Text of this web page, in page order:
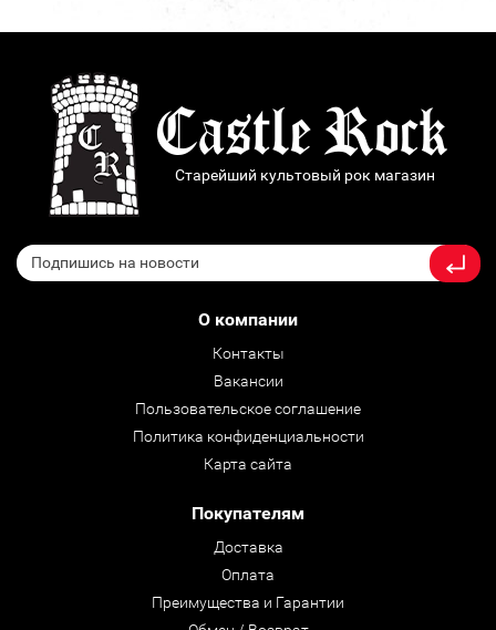
Старейший культовый рок магазин
О компании
Контакты
Вакансии
Пользовательское соглашение
Политика конфиденциальности
Карта сайта
Покупателям
Доставка
Оплата
Преимущества и Гарантии